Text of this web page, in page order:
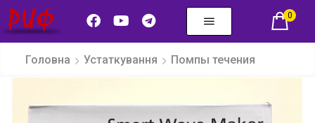
0
Головна Устаткування Помпы течения